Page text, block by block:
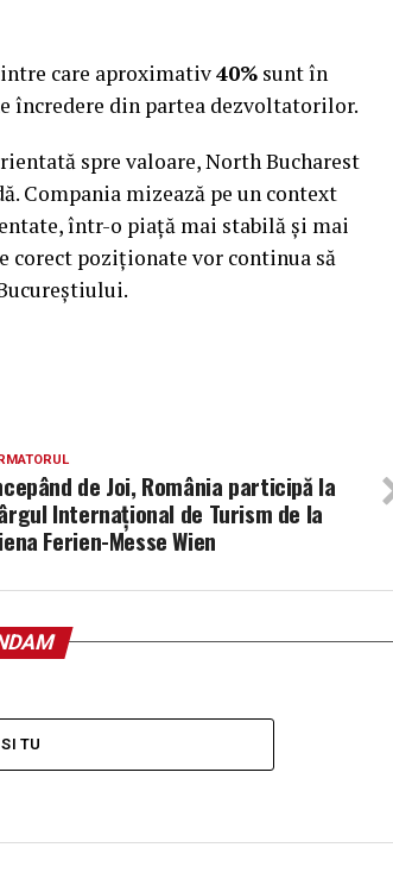
care aproximativ40% sunt în
încredere din partea dezvoltatorilor.
spre valoare, North Bucharest
Compania mizează pe un context
într-o piață mai stabilă și mai
poziționate vor continua să
de Joi, România participă la
Internațional de Turism de la
Ferien-Messe Wien
TU